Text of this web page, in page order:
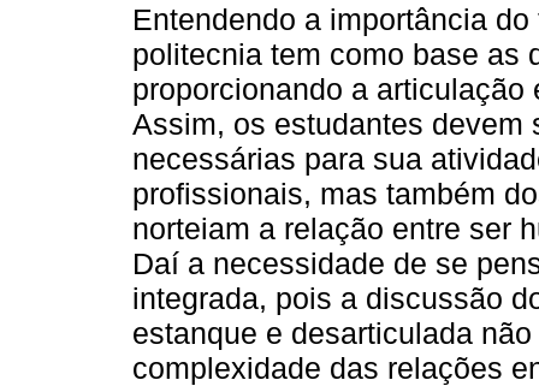
Entendendo a importância
politecnia tem como base as
proporcionando a
Assim, os estudantes devem
necessárias para sua
profissionais, mas também
norteiam a relação entre ser
Daí a necessidade de se
integrada, pois a discussão
estanque e desarticulada
complexidade das relações